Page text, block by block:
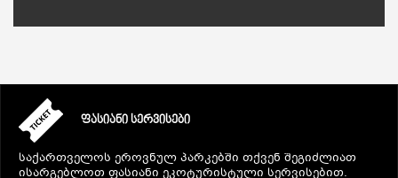
ᲤᲐᲡᲘᲐᲜᲘ ᲡᲔᲠᲕᲘᲡᲔᲑᲘ
საქართველოს ეროვნულ პარკებში თქვენ შეგიძლიათ
ისარგებლოთ ფასიანი ეკოტურისტული სერვისებით.